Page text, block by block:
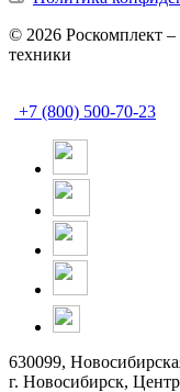
© 2026 Роскомплект –
техники
+7 (800) 500-70-23
630099,
г. Новосибирск,